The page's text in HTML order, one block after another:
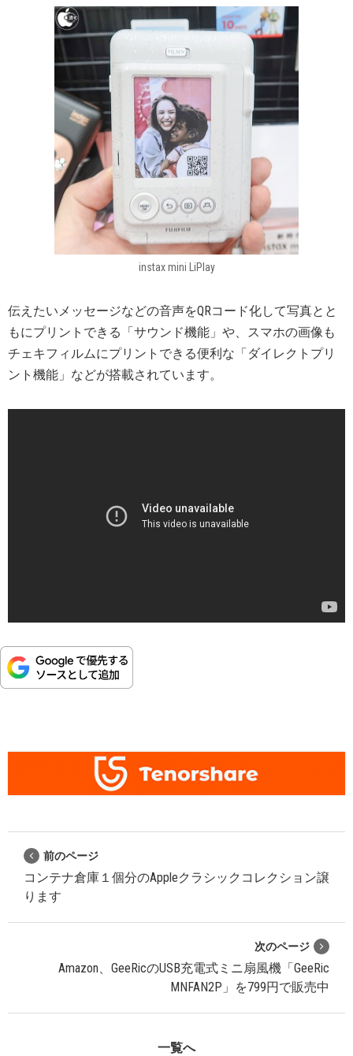
instax mini LiPlay
伝えたいメッセージなどの音声をQRコード化して写真とと
もにプリントできる「サウンド機能」や、スマホの画像も
チェキフィルムにプリントできる便利な「ダイレクトプリ
ント機能」などが搭載されています。
前のページ
コンテナ倉庫１個分のAppleクラシックコレクション譲
ります
次のページ
Amazon、GeeRicのUSB充電式ミニ扇風機「GeeRic
MNFAN2P」を799円で販売中
一覧へ